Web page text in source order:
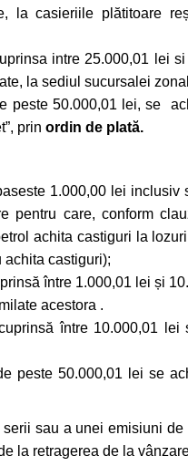
la casieriile plătitoare
intre 25.000,01 lei
la sediul sucursalei
peste 50.000,01 lei, se
prin ordin de plată.
1.000,00 lei
pentru care, conform
achita castiguri la
castiguri);
între 1.000,01 lei și
acestora .
între 10.000,01
peste 50.000,01 lei se
sau a unei emisiuni
la retragerea de la